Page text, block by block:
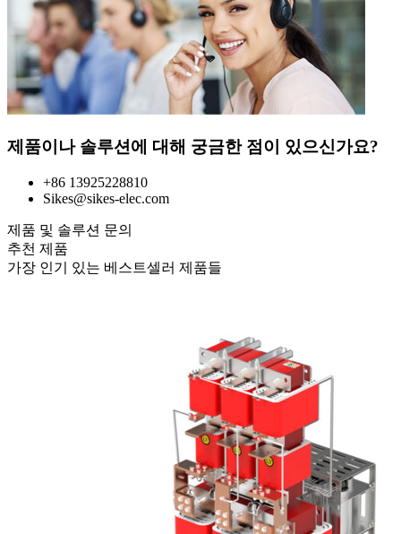
제품이나 솔루션에 대해 궁금한 점이 있으신가요?
+86 13925228810
Sikes@sikes-elec.com
제품 및 솔루션 문의
추천 제품
가장 인기 있는 베스트셀러 제품들